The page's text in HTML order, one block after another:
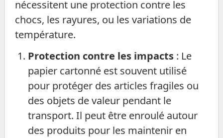
nécessitent une protection contre les
chocs, les rayures, ou les variations de
température.
Protection contre les impacts: Le
papier cartonné est souvent utilisé
pour protéger des articles fragiles ou
des objets de valeur pendant le
transport. Il peut être enroulé autour
des produits pour les maintenir en